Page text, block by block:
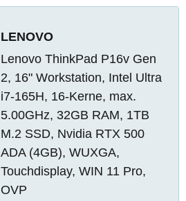
LENOVO
Lenovo ThinkPad P16v Gen
2, 16" Workstation, Intel Ultra
i7-165H, 16-Kerne, max.
5.00GHz, 32GB RAM, 1TB
M.2 SSD, Nvidia RTX 500
ADA (4GB), WUXGA,
Touchdisplay, WIN 11 Pro,
OVP